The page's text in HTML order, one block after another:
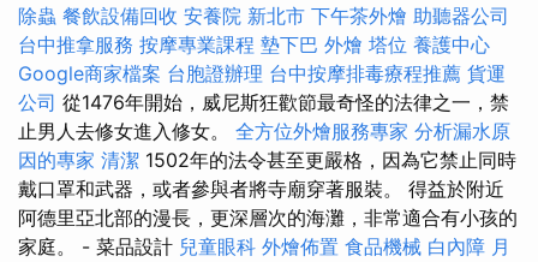
除蟲 餐飲設備回收 安養院 新北市 下午茶外燴 助聽器公司
台中推拿服務 按摩專業課程 墊下巴 外燴 塔位 養護中心
Google商家檔案 台胞證辦理 台中按摩排毒療程推薦 貨運
公司 從1476年開始，威尼斯狂歡節最奇怪的法律之一，禁
止男人去修女進入修女。 全方位外燴服務專家 分析漏水原
因的專家 清潔 1502年的法令甚至更嚴格，因為它禁止同時
戴口罩和武器，或者參與者將寺廟穿著服裝。 得益於附近
阿德里亞北部的漫長，更深層次的海灘，非常適合有小孩的
家庭。 - 菜品設計 兒童眼科 外燴佈置 食品機械 白內障 月